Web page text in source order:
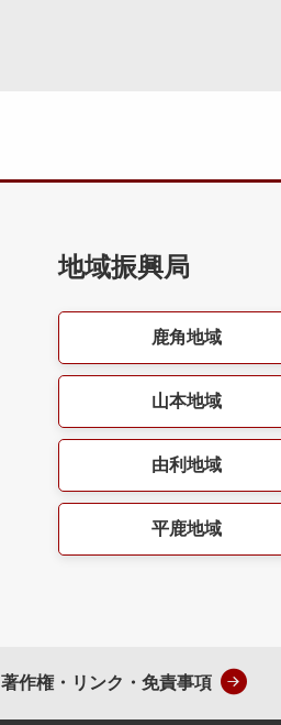
地域振興局
鹿角地域
山本地域
由利地域
平鹿地域
著作権・リンク・免責事項